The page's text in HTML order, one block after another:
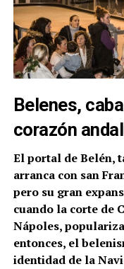
Belenes,
corazón
El portal de Belén,
arranca con san
pero su gran
cuando la corte de
Nápoles,
entonces, el
identidad de la